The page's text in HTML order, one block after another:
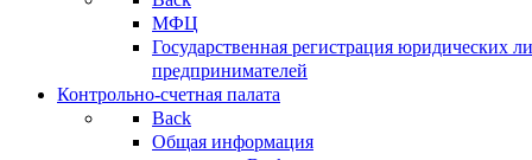
МФЦ
Государственная регистрация юридических
предпринимателей
Контрольно-счетная палата
Back
Общая информация